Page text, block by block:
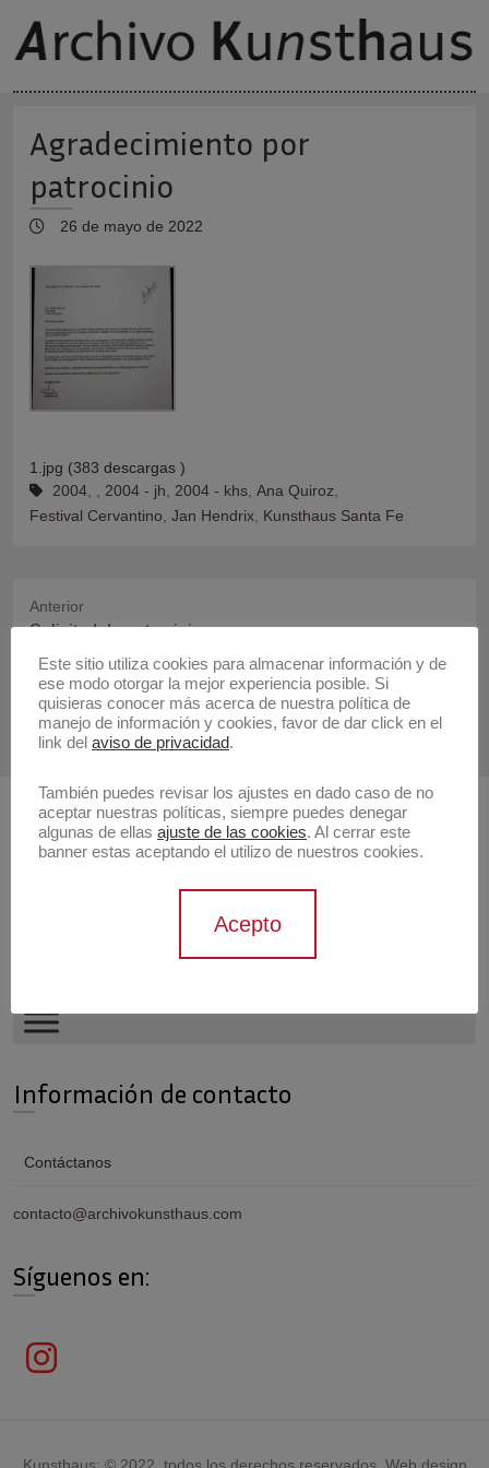
Agradecimiento por
patrocinio
26 de mayo de 2022
1.jpg (383 descargas )
2004
2004 - jh 2004 - khs Ana Quiroz
Festival Cervantino Jan Hendrix Kunsthaus Santa Fe
Anterior
Publicación
anterior:
Solicitud de patrocinio
Publicación
siguiente:
Solicitud de patrocinio
Buscar
Información de contacto
Contáctanos
contacto@archivokunsthaus.com
Síguenos en:
Este sitio utiliza cookies para almacenar información y de
ese modo otorgar la mejor experiencia posible. Si
quisieras conocer más acerca de nuestra política de
manejo de información y cookies, favor de dar click en el
link del aviso de privacidad.
También puedes revisar los ajustes en dado caso de no
aceptar nuestras políticas, siempre puedes denegar
algunas de ellas ajuste de las cookies. Al cerrar este
banner estas aceptando el utilizo de nuestros cookies.
Acepto